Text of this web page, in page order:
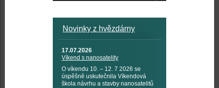
Novinky z hvězdárny
17.07.2026
Víkend s nanosatelity
O víkendu 10. – 12. 7 2026 se
úspěšně uskutečnila Víkendová
škola návrhu a stavby nanosatelitů